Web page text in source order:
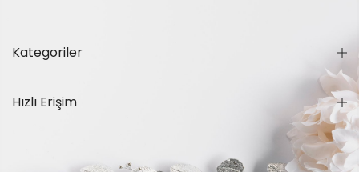
Kategoriler
Hızlı Erişim